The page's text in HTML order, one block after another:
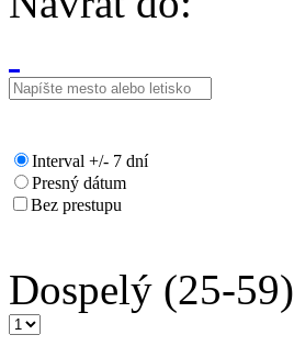
Interval +/- 7 dní
Presný dátum
Bez prestupu
Dospelý (25-59)